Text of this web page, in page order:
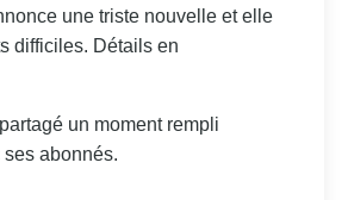
une triste nouvelle et elle
difficiles. Détails en
un moment rempli
abonnés.